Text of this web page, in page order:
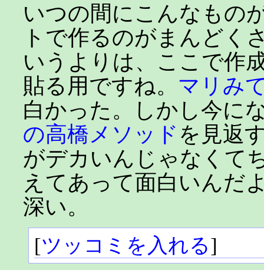
いつの間にこんなもの
トで作るのがまんど
いうよりは、ここで作
貼る用ですね。 マリみ
白かった。しかし今に
の高橋メソッド を見返
がデカいんじゃなくて
えてあって面白いんだ
深い。
[ツッコミを入れる]